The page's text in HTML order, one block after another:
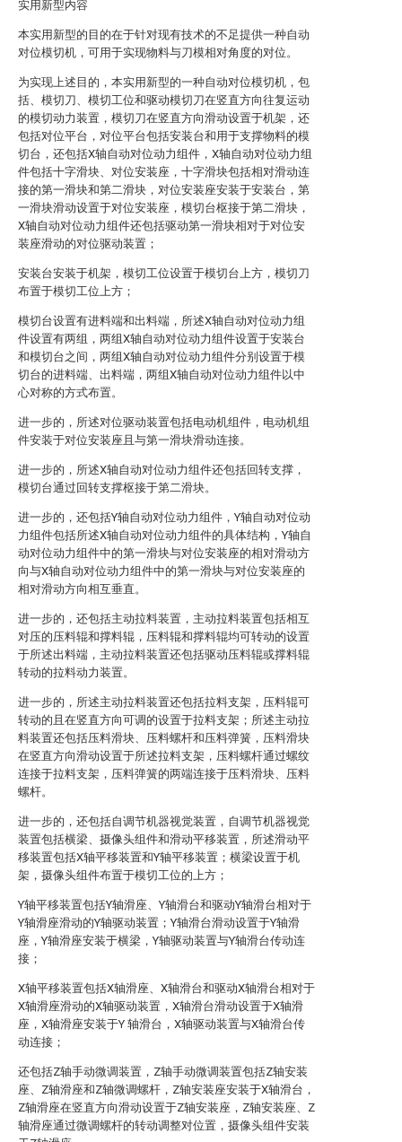
实用新型内容
本实用新型的目的在于针对现有技术的不足提供一种自动
对位模切机，可用于实现物料与刀模相对角度的对位。
为实现上述目的，本实用新型的一种自动对位模切机，包
括、模切刀、模切工位和驱动模切刀在竖直方向往复运动
的模切动力装置，模切刀在竖直方向滑动设置于机架，还
包括对位平台，对位平台包括安装台和用于支撑物料的模
切台，还包括X轴自动对位动力组件，X轴自动对位动力组
件包括十字滑块、对位安装座，十字滑块包括相对滑动连
接的第一滑块和第二滑块，对位安装座安装于安装台，第
一滑块滑动设置于对位安装座，模切台枢接于第二滑块，
X轴自动对位动力组件还包括驱动第一滑块相对于对位安
装座滑动的对位驱动装置；
安装台安装于机架，模切工位设置于模切台上方，模切刀
布置于模切工位上方；
模切台设置有进料端和出料端，所述X轴自动对位动力组
件设置有两组，两组X轴自动对位动力组件设置于安装台
和模切台之间，两组X轴自动对位动力组件分别设置于模
切台的进料端、出料端，两组X轴自动对位动力组件以中
心对称的方式布置。
进一步的，所述对位驱动装置包括电动机组件，电动机组
件安装于对位安装座且与第一滑块滑动连接。
进一步的，所述X轴自动对位动力组件还包括回转支撑，
模切台通过回转支撑枢接于第二滑块。
进一步的，还包括Y轴自动对位动力组件，Y轴自动对位动
力组件包括所述X轴自动对位动力组件的具体结构，Y轴自
动对位动力组件中的第一滑块与对位安装座的相对滑动方
向与X轴自动对位动力组件中的第一滑块与对位安装座的
相对滑动方向相互垂直。
进一步的，还包括主动拉料装置，主动拉料装置包括相互
对压的压料辊和撑料辊，压料辊和撑料辊均可转动的设置
于所述出料端，主动拉料装置还包括驱动压料辊或撑料辊
转动的拉料动力装置。
进一步的，所述主动拉料装置还包括拉料支架，压料辊可
转动的且在竖直方向可调的设置于拉料支架；所述主动拉
料装置还包括压料滑块、压料螺杆和压料弹簧，压料滑块
在竖直方向滑动设置于所述拉料支架，压料螺杆通过螺纹
连接于拉料支架，压料弹簧的两端连接于压料滑块、压料
螺杆。
进一步的，还包括自调节机器视觉装置，自调节机器视觉
装置包括横梁、摄像头组件和滑动平移装置，所述滑动平
移装置包括X轴平移装置和Y轴平移装置；横梁设置于机
架，摄像头组件布置于模切工位的上方；
Y轴平移装置包括Y轴滑座、Y轴滑台和驱动Y轴滑台相对于
Y轴滑座滑动的Y轴驱动装置；Y轴滑台滑动设置于Y轴滑
座，Y轴滑座安装于横梁，Y轴驱动装置与Y轴滑台传动连
接；
X轴平移装置包括X轴滑座、X轴滑台和驱动X轴滑台相对于
X轴滑座滑动的X轴驱动装置，X轴滑台滑动设置于X轴滑
座，X轴滑座安装于Y 轴滑台，X轴驱动装置与X轴滑台传
动连接；
还包括Z轴手动微调装置，Z轴手动微调装置包括Z轴安装
座、Z轴滑座和Z轴微调螺杆，Z轴安装座安装于X轴滑台，
Z轴滑座在竖直方向滑动设置于Z轴安装座，Z轴安装座、Z
轴滑座通过微调螺杆的转动调整对位置，摄像头组件安装